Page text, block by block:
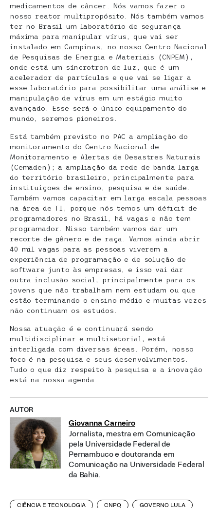
medicamentos de câncer. Nós vamos fazer o
nosso reator multipropósito. Nós também vamos
ter no Brasil um laboratório de segurança
máxima para manipular vírus, que vai ser
instalado em Campinas, no nosso Centro Nacional
de Pesquisas de Energia e Materiais (CNPEM),
onde está um síncrotron de luz, que é um
acelerador de partículas e que vai se ligar a
esse laboratório para possibilitar uma análise e
manipulação de vírus em um estágio muito
avançado. Esse será o único equipamento do
mundo, seremos pioneiros.
Está também previsto no PAC a ampliação do
monitoramento do Centro Nacional de
Monitoramento e Alertas de Desastres Naturais
(Cemaden); a ampliação da rede de banda larga
do território brasileiro, principalmente para
instituições de ensino, pesquisa e de saúde.
Também vamos capacitar em larga escala pessoas
na área de TI, porque nós temos um déficit de
programadores no Brasil, há vagas e não tem
programador. Nisso também vamos dar um
recorte de gênero e de raça. Vamos ainda abrir
40 mil vagas para as pessoas viverem a
experiência de programação e de solução de
software junto às empresas, e isso vai dar
outra inclusão social, principalmente para os
jovens que não trabalham nem estudam ou que
estão terminando o ensino médio e muitas vezes
não continuam os estudos.
Nossa atuação é e continuará sendo
multidisciplinar e multisetorial, está
interligada com diversas áreas. Porém, nosso
foco é na pesquisa e seus desenvolvimentos.
Tudo o que diz respeito à pesquisa e a inovação
está na nossa agenda.
AUTOR
Giovanna Carneiro
Jornalista, mestra em Comunicação
pela Universidade Federal de
Pernambuco e doutoranda em
Comunicação na Universidade Federal
da Bahia.
CIÊNCIA E TECNOLOGIA CNPQ GOVERNO LULA